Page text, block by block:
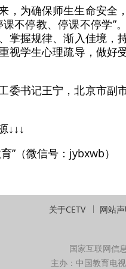
，为确保师生生命安全
不停教、停课不停学”
掌握规律、渐入佳境，
视学生心理疏导，做好
委书记王宁，北京市副
↓↓↓
”（微信号：jybxwb）
关于CETV 网站
国家互联网信
主办：中国教育电